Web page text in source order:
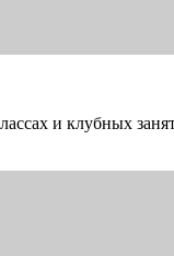
и клубных